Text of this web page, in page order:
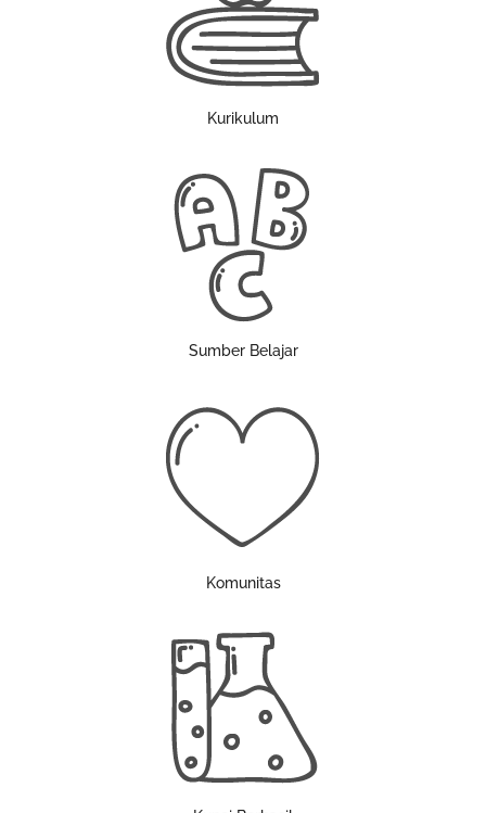
Kurikulum
Sumber Belajar
Komunitas